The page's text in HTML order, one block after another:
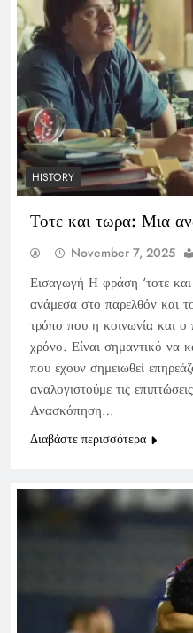
HISTORY
Τοτε και τωρα: Μια
November 7, 2025
Εισαγωγή Η φράση ‘τοτε
ανάμεσα στο παρελθόν και
τρόπο που η κοινωνία και ο
χρόνο. Είναι σημαντικό να
που έχουν σημειωθεί
αναλογιστούμε τις
Ανασκόπηση…
Διαβάστε περισσότερα